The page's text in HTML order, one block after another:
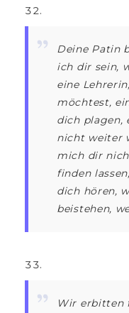
Deine Patin
ich dir sein,
eine
möchtest,
dich plagen,
nicht weiter
mich dir
finden
dich hören,
beistehen,
Wir erbitten